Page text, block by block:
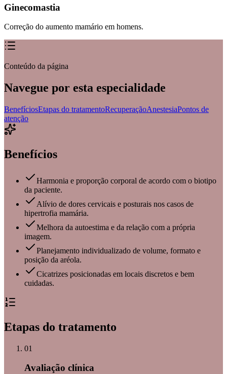
Ginecomastia
Correção do aumento mamário em homens.
Conteúdo da página
Navegue por esta especialidade
BenefíciosEtapas do tratamentoRecuperaçãoAnestesiaPontos de
atenção
Benefícios
Harmonia e proporção corporal de acordo com o biotipo
da paciente.
Alívio de dores cervicais e posturais nos casos de
hipertrofia mamária.
Melhora da autoestima e da relação com a própria
imagem.
Planejamento individualizado de volume, formato e
posição da aréola.
Cicatrizes posicionadas em locais discretos e bem
cuidadas.
Etapas do tratamento
01
Avaliação clínica